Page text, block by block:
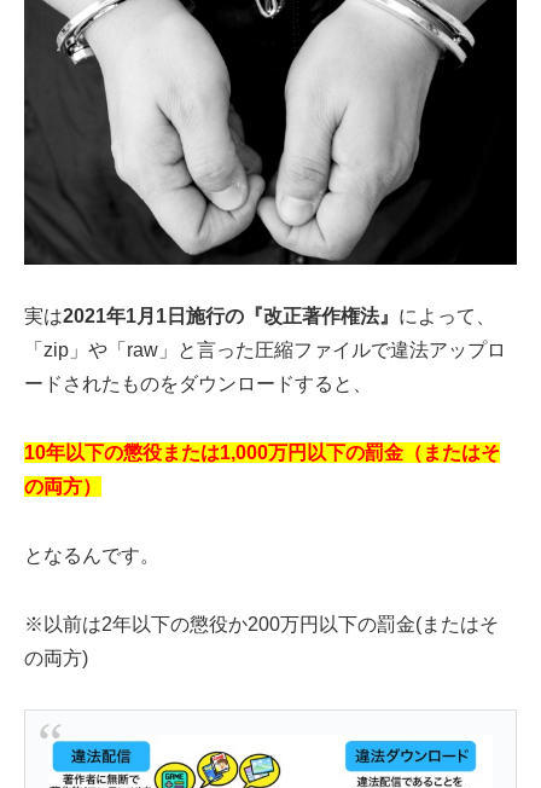
実は2021年1月1日施行の『改正著作権法』 によって、
「zip」や「raw」と言った圧縮ファイルで違法アップロ
ードされたものをダウンロードすると、
10年以下の懲役または1,000万円以下の罰金（またはそ
の両方）
となるんです。
※以前は2年以下の懲役か200万円以下の罰金(またはそ
の両方)